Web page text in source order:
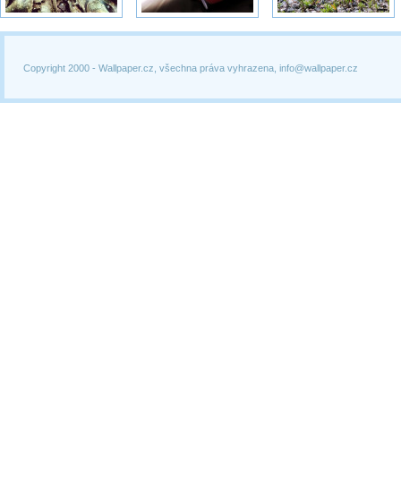
Copyright 2000 - Wallpaper.cz, všechna práva vyhrazena, info@wallpaper.cz